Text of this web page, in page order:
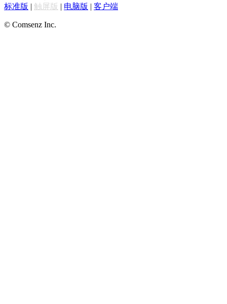
标准版 | 触屏版 | 电脑版 | 客户端
© Comsenz Inc.